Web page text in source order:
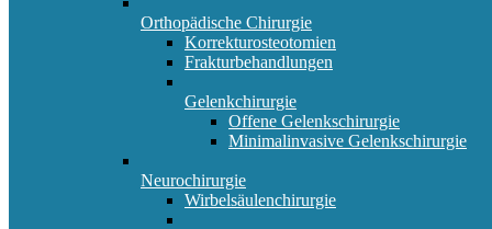
Orthopädische Chirurgie
Korrekturosteotomien
Frakturbehandlungen
Gelenkchirurgie
Offene Gelenkschirurgie
Minimalinvasive Gelenkschirurgie
Neurochirurgie
Wirbelsäulenchirurgie